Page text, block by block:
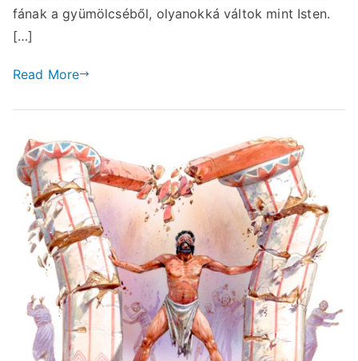
fának a gyümölcséből, olyanokká váltok mint Isten.
[…]
Read More